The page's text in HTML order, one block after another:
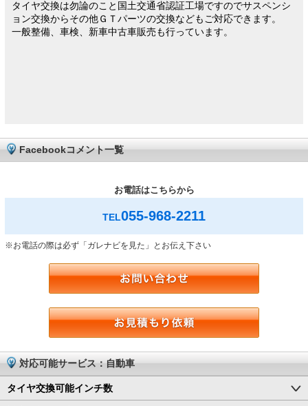
タイヤ交換は勿論のこと国土交通省認証工場ですのでサスペンシ
ョン交換からその他ＧＴパーツの交換などもご対応できます。
一般整備、車検、新車中古車販売も行っています。
Facebookコメント一覧
お電話はこちらから
TEL055-968-2211
※お電話の際は必ず「ガレナビを見た」とお伝え下さい
対応可能サービス：自動車
タイヤ交換可能インチ数